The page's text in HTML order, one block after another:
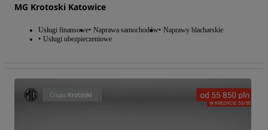
MG Krotoski Katowice
Usługi finansowe Naprawa samochodów Naprawy blacharskie
Usługi ubezpieczeniowe